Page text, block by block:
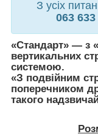
З усіх
063
«Стандарт» — з
вертикальних
системою.
«З подвійним
поперечником
такого